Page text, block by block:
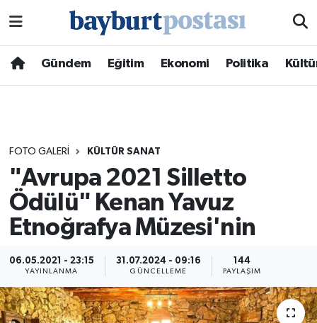
Gündem Eğitim Ekonomi Politika
FOTO GALERI KÜLTÜR SANAT
"Avrupa 2021 Silletto
Ödülü" Kenan Yavuz
Etnoğrafya Müzesi'nin
06.05.2021 - 23:15
YAYINLANMA
31.07.2024 - 09:16
GÜNCELLEME
144
PAYLAŞIM
Hava Durumu
Süper Lig Puan Durumu ve Fikstür
Tüm Manşetler
Son Dakika Haberleri
Haber Arşivi